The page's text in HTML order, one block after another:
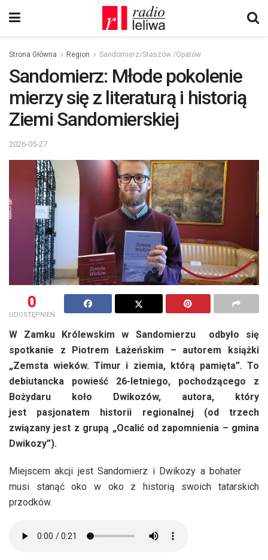
Strona Główna Region Sandomierz/Staszów /Opatów
Sandomierz: Młode pokolenie
mierzy się z literaturą i historią
Ziemi Sandomierskiej
2026-05-27
0
UDOSTĘPNIEŃ
W Zamku Królewskim w Sandomierzu odbyło się
spotkanie z Piotrem Łażeńskim – autorem książki
„Zemsta wieków. Timur i ziemia, którą pamięta”. To
debiutancka powieść 26-letniego, pochodzącego z
Bożydaru koło Dwikozów, autora, który
jest pasjonatem historii regionalnej (od trzech
związany jest z grupą „Ocalić od zapomnienia – gmina
Dwikozy”).
Miejscem akcji jest Sandomierz i Dwikozy a bohater
musi stanąć oko w oko z historią swoich tatarskich
przodków.